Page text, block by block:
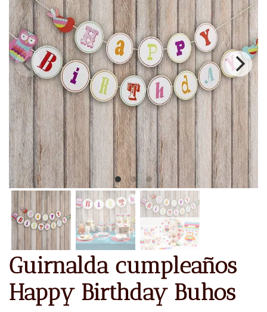
Guirnalda cumpleaños
Happy Birthday Buhos